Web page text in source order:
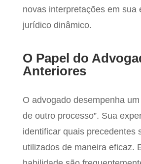
novas interpretações em
jurídico dinâmico.
O Papel do
Anteriores
O advogado desempenha
de outro processo”. Sua
identificar quais precedentes
utilizados de maneira eficaz.